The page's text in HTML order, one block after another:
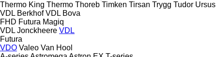
Thermo King Thermo Thoreb Timken Tirsan Trygg Tudor Ursus
VDL Berkhof VDL Bova
FHD Futura Magiq
VDL Jonckheere VDL
Futura
VDO Valeo Van Hool